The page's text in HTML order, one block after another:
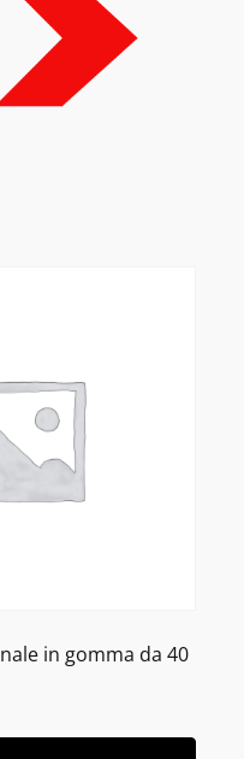
in gomma da 40